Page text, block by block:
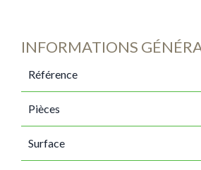
INFORMATIONS
Référence
Pièces
Surface